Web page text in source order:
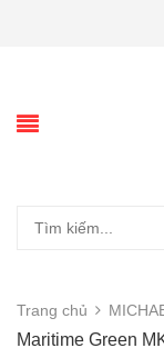
Trang chủ
Maritime Green